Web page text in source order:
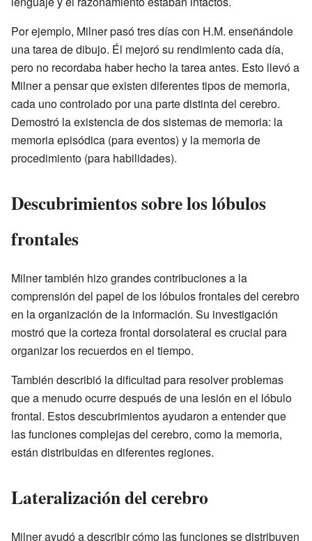
Por ejemplo, Milner pasó tres días con H.M. enseñándole
una tarea de dibujo. Él mejoró su rendimiento cada día,
pero no recordaba haber hecho la tarea antes. Esto llevó a
Milner a pensar que existen diferentes tipos de memoria,
cada uno controlado por una parte distinta del cerebro.
Demostró la existencia de dos sistemas de memoria: la
memoria episódica (para eventos) y la memoria de
procedimiento (para habilidades).
Descubrimientos sobre los lóbulos
frontales
Milner también hizo grandes contribuciones a la
comprensión del papel de los lóbulos frontales del cerebro
en la organización de la información. Su investigación
mostró que la corteza frontal dorsolateral es crucial para
organizar los recuerdos en el tiempo.
También describió la dificultad para resolver problemas
que a menudo ocurre después de una lesión en el lóbulo
frontal. Estos descubrimientos ayudaron a entender que
las funciones complejas del cerebro, como la memoria,
están distribuidas en diferentes regiones.
Lateralización del cerebro
Milner ayudó a describir cómo las funciones se distribuyen